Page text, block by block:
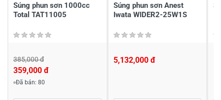
Súng phun sơn 1000cc
Total TAT11005
385,000 đ
359,000 đ
Đã bán: 80
Súng phun sơn Anest
Iwata WIDER2-25W1S
5,132,000 đ